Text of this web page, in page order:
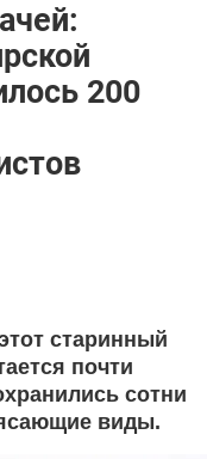
200
старинный
почти
сотни
виды.